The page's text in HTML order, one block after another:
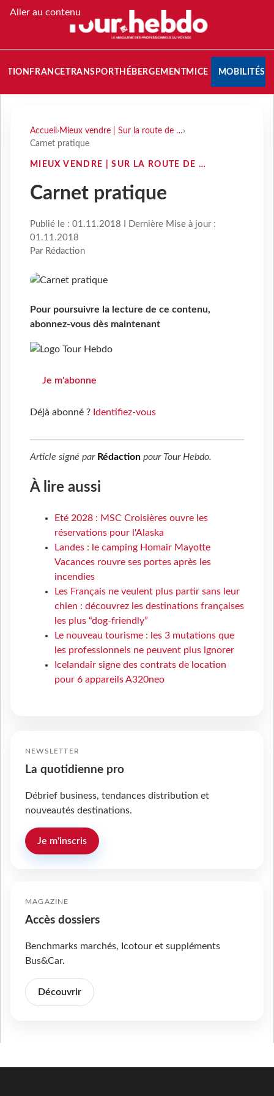
Aller au contenu
FRANCETRANSPORT HÉBERGEMENTMICE MOBILITÉS
Accueil › Mieux vendre | Sur la route de …›
Carnet pratique
MIEUX VENDRE | SUR LA ROUTE DE …
Carnet pratique
Publié le : 01.11.2018 I Dernière Mise à jour :
01.11.2018
Par Rédaction
Pour poursuivre la lecture de ce contenu,
abonnez-vous dès maintenant
Je m'abonne
Déjà abonné ? Identifiez-vous
Article signé par Rédaction pour Tour Hebdo.
À lire aussi
Eté 2028 : MSC Croisières ouvre les
réservations pour l'Alaska
Landes : le camping Homair Mayotte
Vacances rouvre ses portes après les
incendies
Les Français ne veulent plus partir sans leur
chien : découvrez les destinations françaises
les plus “dog-friendly”
Le nouveau tourisme : les 3 mutations que
les professionnels ne peuvent plus ignorer
Icelandair signe des contrats de location
pour 6 appareils A320neo
NEWSLETTER
La quotidienne pro
Débrief business, tendances distribution et
nouveautés destinations.
Je m'inscris
MAGAZINE
Accès dossiers
Benchmarks marchés, Icotour et suppléments
Bus&Car.
Découvrir